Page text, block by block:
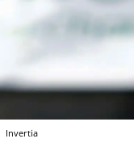
Invertia